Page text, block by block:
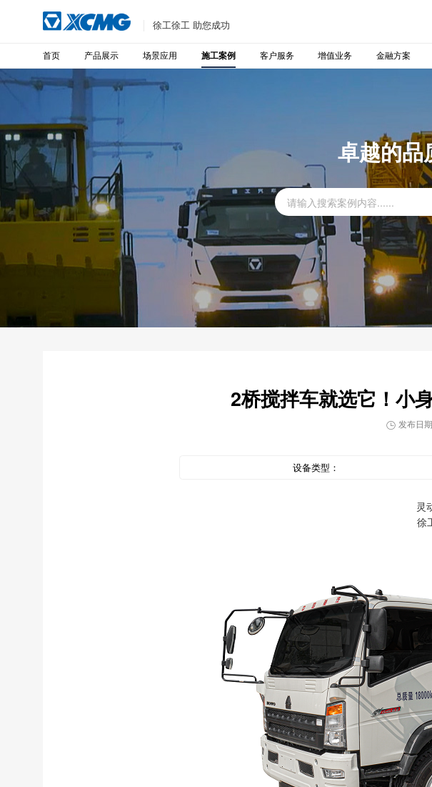
徐工徐工 助您成功
首页 产品展示 场景应用 施工案例 客户服务 增值业务 金融方案
卓越的品
2桥搅拌车就选它！小
 发布日
设备类型：
灵
徐